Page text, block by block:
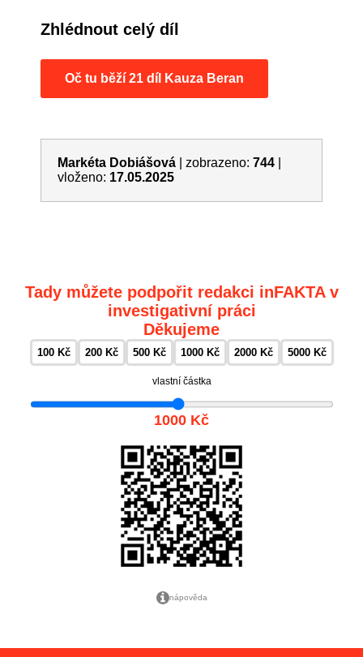
Zhlédnout celý díl
Oč tu běží 21 díl Kauza Beran
Markéta Dobiášová zobrazeno: 744
vloženo: 17.05.2025
Tady můžete podpořit redakci inFAKTA v
investigativní práci
Děkujeme
100 Kč 200 Kč 500 Kč 1000 Kč 2000 Kč 5000 Kč
vlastní částka
1000 Kč
nápověda